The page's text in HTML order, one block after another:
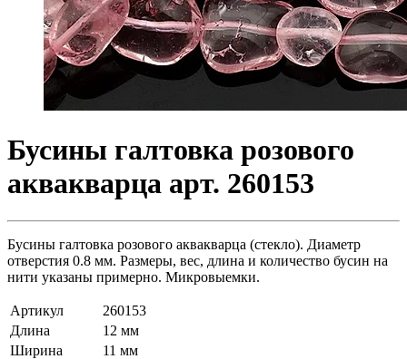
Бусины галтовка розового
аквакварца арт. 260153
Бусины галтовка розового аквакварца (стекло). Диаметр
отверстия 0.8 мм. Размеры, вес, длина и количество бусин на
нити указаны примерно. Микровыемки.
Артикул
260153
Длина
12 мм
Ширина
11 мм